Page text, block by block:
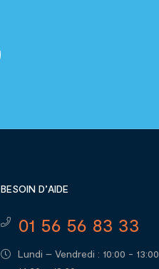
BESOIN D’AIDE
01 56 56 83 33
Lundi – Vendredi : 10:00 - 13:00